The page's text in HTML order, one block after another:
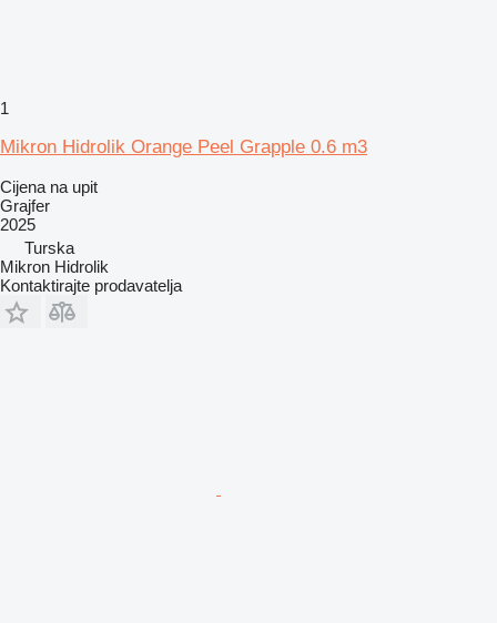
1
Mikron Hidrolik Orange Peel Grapple 0.6 m3
Cijena na upit
Grajfer
2025
Turska
Mikron Hidrolik
Kontaktirajte prodavatelja